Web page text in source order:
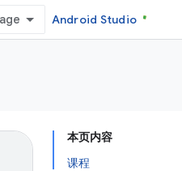
Android Studio
本页内容
课程